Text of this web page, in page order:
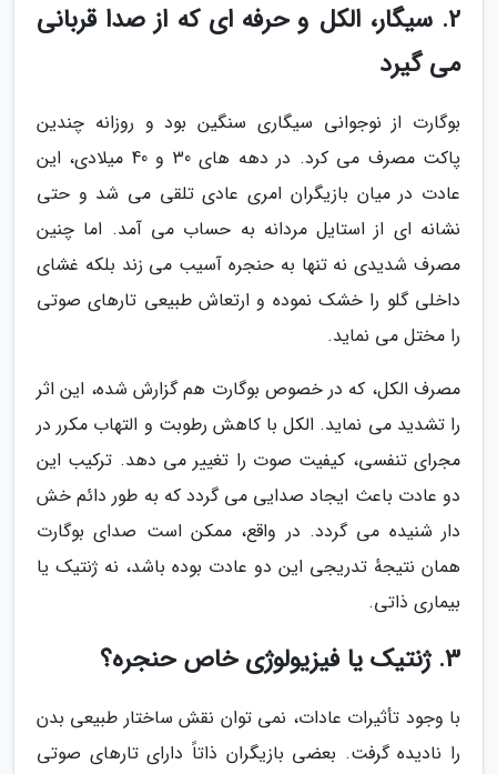
2. سیگار، الکل و حرفه ای که از صدا قربانی
می گیرد
بوگارت از نوجوانی سیگاری سنگین بود و روزانه چندین
پاکت مصرف می کرد. در دهه های 30 و 40 میلادی، این
عادت در میان بازیگران امری عادی تلقی می شد و حتی
نشانه ای از استایل مردانه به حساب می آمد. اما چنین
مصرف شدیدی نه تنها به حنجره آسیب می زند بلکه غشای
داخلی گلو را خشک نموده و ارتعاش طبیعی تارهای صوتی
را مختل می نماید.
مصرف الکل، که در خصوص بوگارت هم گزارش شده، این اثر
را تشدید می نماید. الکل با کاهش رطوبت و التهاب مکرر در
مجرای تنفسی، کیفیت صوت را تغییر می دهد. ترکیب این
دو عادت باعث ایجاد صدایی می گردد که به طور دائم خش
دار شنیده می گردد. در واقع، ممکن است صدای بوگارت
همان نتیجهٔ تدریجی این دو عادت بوده باشد، نه ژنتیک یا
بیماری ذاتی.
3. ژنتیک یا فیزیولوژی خاص حنجره؟
با وجود تأثیرات عادات، نمی توان نقش ساختار طبیعی بدن
را نادیده گرفت. بعضی بازیگران ذاتاً دارای تارهای صوتی